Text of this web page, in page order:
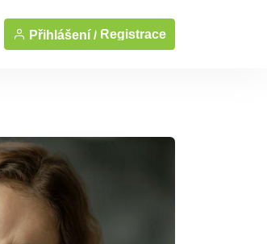
Přihlášení / Registrace